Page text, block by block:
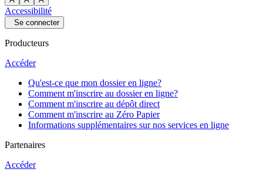
Accessibilité
Se connecter
Producteurs
Accéder
Qu'est-ce que mon dossier en ligne?
Comment m'inscrire au dossier en ligne?
Comment m'inscrire au dépôt direct
Comment m'inscrire au Zéro Papier
Informations supplémentaires sur nos services en ligne
Partenaires
Accéder